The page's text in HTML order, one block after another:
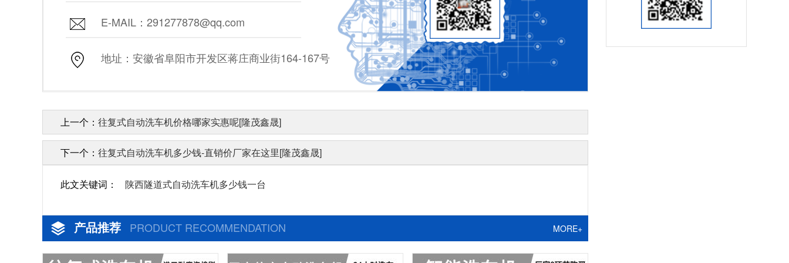
E-MAIL：291277878@qq.com
地址：安徽省阜阳市开发区蒋庄商业街164-167号
上一个： 往复式自动洗车机价格哪家实惠呢[隆茂鑫晟]
下一个： 往复式自动洗车机多少钱-直销价厂家在这里[隆茂鑫晟]
此文关键词： 陕西隧道式自动洗车机多少钱一台
产品推荐 PRODUCT RECOMMENDATION MORE+